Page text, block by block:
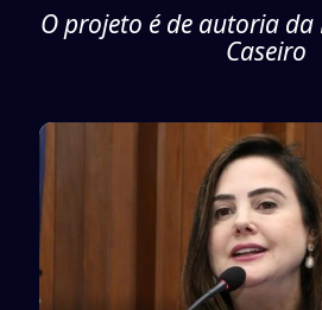
O projeto é de autoria
Caseiro